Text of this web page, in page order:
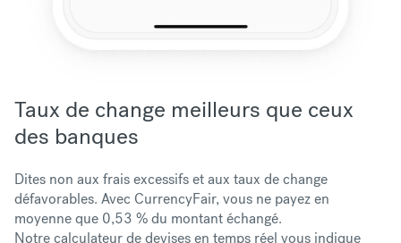
Taux de change meilleurs que ceux
des banques
Dites non aux frais excessifs et aux taux de change
défavorables. Avec CurrencyFair, vous ne payez en
moyenne que 0,53 % du montant échangé.
Notre calculateur de devises en temps réel vous indique